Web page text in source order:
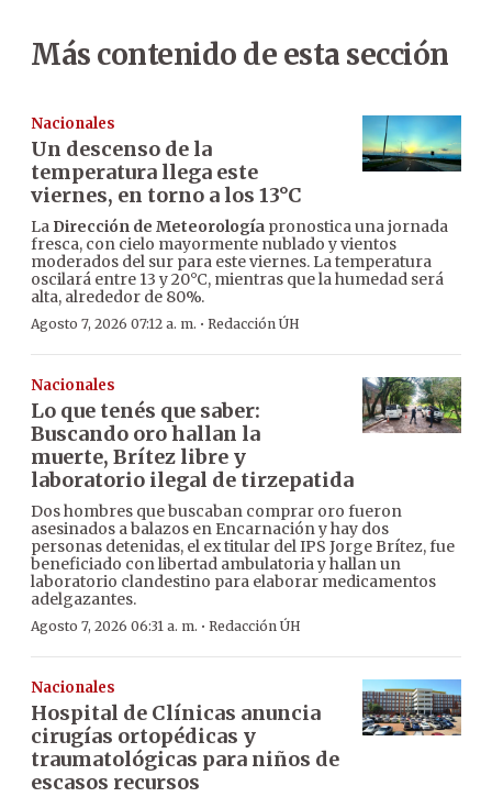
Más contenido de esta sección
Nacionales
Un descenso de la
temperatura llega este
viernes, en torno a los 13°C
La Dirección de Meteorología pronostica una jornada
fresca, con cielo mayormente nublado y vientos
moderados del sur para este viernes. La temperatura
oscilará entre 13 y 20°C, mientras que la humedad será
alta, alrededor de 80%.
Agosto 7, 2026 07:12 a. m. · Redacción ÚH
Nacionales
Lo que tenés que saber:
Buscando oro hallan la
muerte, Brítez libre y
laboratorio ilegal de tirzepatida
Dos hombres que buscaban comprar oro fueron
asesinados a balazos en Encarnación y hay dos
personas detenidas, el ex titular del IPS Jorge Brítez, fue
beneficiado con libertad ambulatoria y hallan un
laboratorio clandestino para elaborar medicamentos
adelgazantes.
Agosto 7, 2026 06:31 a. m. · Redacción ÚH
Nacionales
Hospital de Clínicas anuncia
cirugías ortopédicas y
traumatológicas para niños de
escasos recursos